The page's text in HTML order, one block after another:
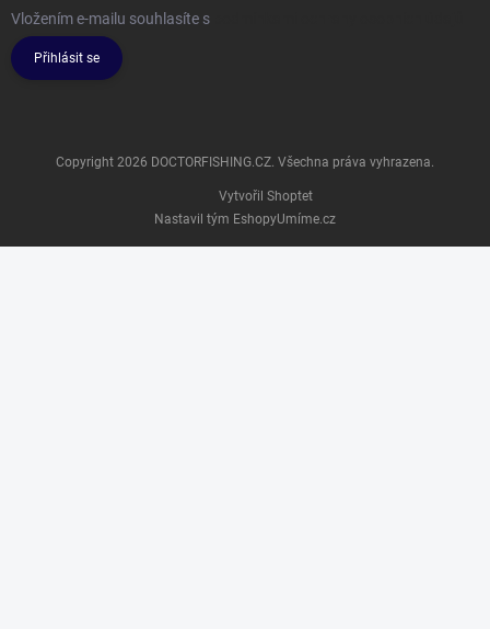
Vložením e-mailu souhlasíte s
Přihlásit se
Vytvořil Shoptet
Nastavil tým EshopyUmíme.cz
Copyright 2026 DOCTORFISHING.CZ. Všechna práva vyhrazena.